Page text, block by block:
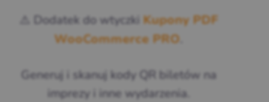
⚠️ Dodatek do wtyczki
Kupony PDF
WooCommerce PRO
Generuj i skanuj kody QR biletów na
imprezy i inne wydarzenia.